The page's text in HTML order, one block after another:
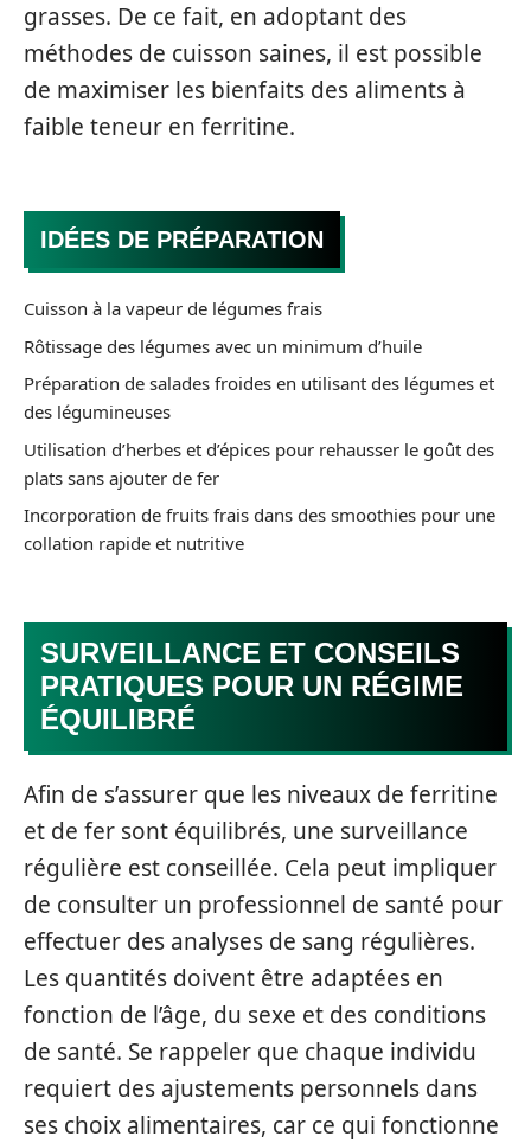
grasses. De ce fait, en adoptant des
méthodes de cuisson saines, il est possible
de maximiser les bienfaits des aliments à
faible teneur en ferritine.
IDÉES DE PRÉPARATION
Cuisson à la vapeur de légumes frais
Rôtissage des légumes avec un minimum d’huile
Préparation de salades froides en utilisant des légumes et
des légumineuses
Utilisation d’herbes et d’épices pour rehausser le goût des
plats sans ajouter de fer
Incorporation de fruits frais dans des smoothies pour une
collation rapide et nutritive
SURVEILLANCE ET CONSEILS
PRATIQUES POUR UN RÉGIME
ÉQUILIBRÉ
Afin de s’assurer que les niveaux de ferritine
et de fer sont équilibrés, une surveillance
régulière est conseillée. Cela peut impliquer
de consulter un professionnel de santé pour
effectuer des analyses de sang régulières.
Les quantités doivent être adaptées en
fonction de l’âge, du sexe et des conditions
de santé. Se rappeler que chaque individu
requiert des ajustements personnels dans
ses choix alimentaires, car ce qui fonctionne